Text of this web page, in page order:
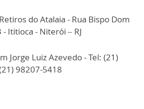
do Atalaia - Rua Bispo Dom
- Ititioca - Niterói – RJ
Jorge Luiz Azevedo - Tel: (21)
98207-5418